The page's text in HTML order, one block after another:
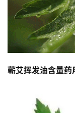
蕲艾挥发油含量药